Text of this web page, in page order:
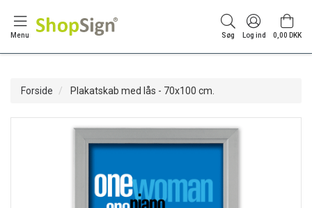
Menu Søg Log ind 0,00 DKK
Forside Plakatskab med lås - 70x100 cm.